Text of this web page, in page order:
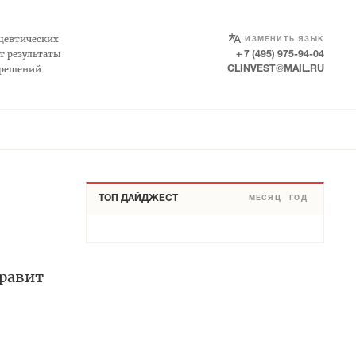
результаты
ИЗМЕНИТЬ ЯЗЫК
SELECT LANGUAGE
+ 7 (495) 975-94-04
CLINVEST@MAIL.RU
ТОП ДАЙДЖЕСТ МЕСЯЦ ГОД